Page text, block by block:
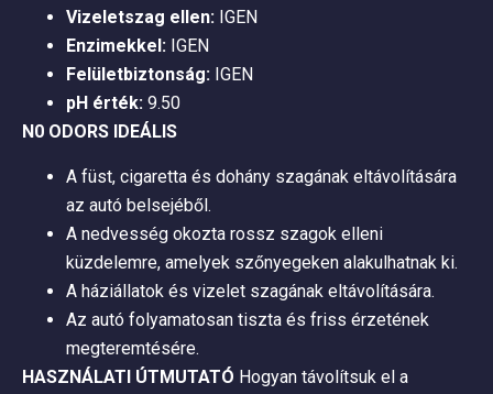
Vizeletszag ellen: IGEN
Enzimekkel: IGEN
Felületbiztonság: IGEN
pH érték: 9.50
N0 ODORS IDEÁLIS
A füst, cigaretta és dohány szagának eltávolítására
az autó belsejéből.
A nedvesség okozta rossz szagok elleni
küzdelemre, amelyek szőnyegeken alakulhatnak ki.
A háziállatok és vizelet szagának eltávolítására.
Az autó folyamatosan tiszta és friss érzetének
megteremtésére.
HASZNÁLATI ÚTMUTATÓ Hogyan távolítsuk el a